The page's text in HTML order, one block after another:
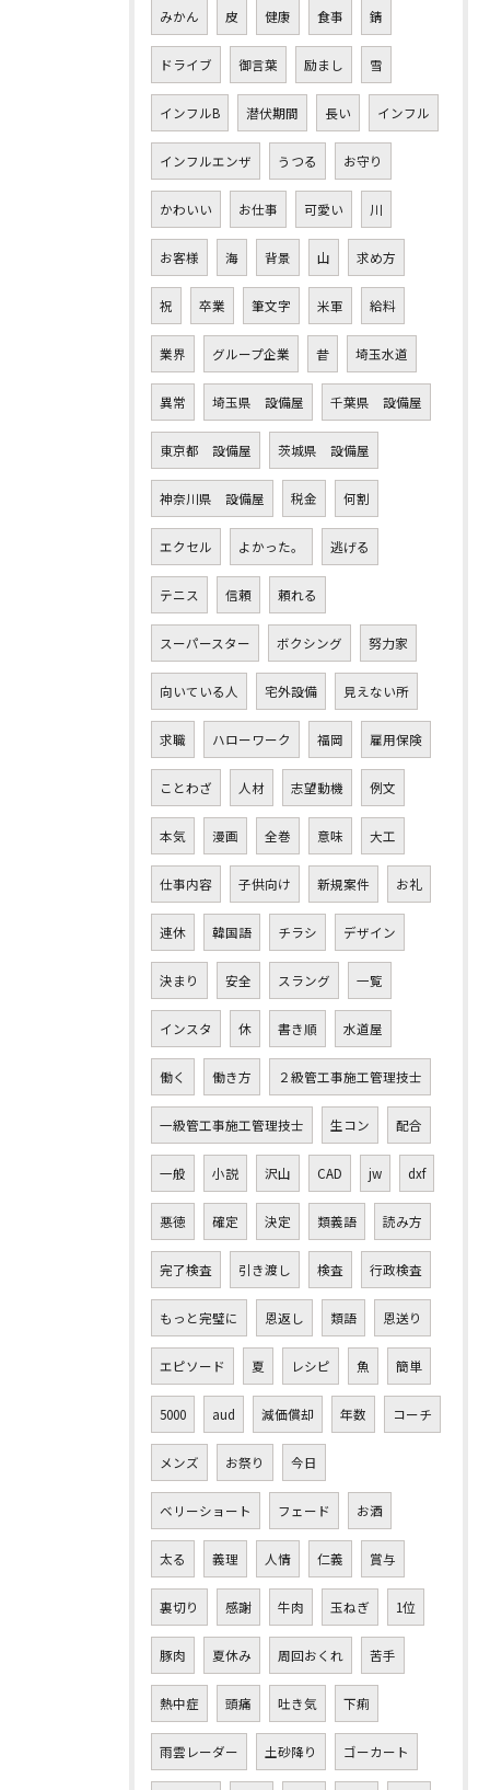
みかん 皮 健康 食事 錆
ドライブ 御言葉 励まし 雪
インフルB 潜伏期間 長い インフル
インフルエンザ うつる お守り
かわいい お仕事 可愛い 川
お客様 海 背景 山 求め方
祝 卒業 筆文字 米軍 給料
業界 グループ企業 昔 埼玉水道
異常 埼玉県 設備屋 千葉県 設備屋
東京都 設備屋 茨城県 設備屋
神奈川県 設備屋 税金 何割
エクセル よかった。 逃げる
テニス 信頼 頼れる
スーパースター ボクシング 努力家
向いている人 宅外設備 見えない所
求職 ハローワーク 福岡 雇用保険
ことわざ 人材 志望動機 例文
本気 漫画 全巻 意味 大工
仕事内容 子供向け 新規案件 お礼
連休 韓国語 チラシ デザイン
決まり 安全 スラング 一覧
インスタ 休 書き順 水道屋
働く 働き方 ２級管工事施工管理技士
一級管工事施工管理技士 生コン 配合
一般 小説 沢山 CAD jw dxf
悪徳 確定 決定 類義語 読み方
完了検査 引き渡し 検査 行政検査
もっと完璧に 恩返し 類語 恩送り
エピソード 夏 レシピ 魚 簡単
5000 aud 減価償却 年数 コーチ
メンズ お祭り 今日
ベリーショート フェード お酒
太る 義理 人情 仁義 賞与
裏切り 感謝 牛肉 玉ねぎ 1位
豚肉 夏休み 周回おくれ 苦手
熱中症 頭痛 吐き気 下痢
雨雲レーダー 土砂降り ゴーカート